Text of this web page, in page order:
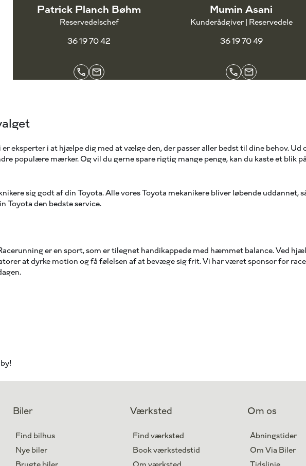
Patrick Planch Bøhm
Reservedelschef
36 19 70 42
Mumin Asani
Kunderådgiver | Reservedele
36 19 70 49
eksperter i at hjælpe dig med at vælge den, der passer aller bedst til dine behov. Ud
populære mærker. Og vil du gerne spare rigtig mange penge, kan du kaste et blik
sig godt af din Toyota. Alle vores Toyota mekanikere bliver løbende uddannet,
Toyota den bedste service.
er en sport, som er tilegnet handikappede med hæmmet balance. Ved
at dyrke motion og få følelsen af at bevæge sig frit. Vi har været sponsor for
Biler
Find bilhus
Nye biler
Værksted
Find værksted
Book værkstedstid
Om os
Åbningstider
Om Via Biler